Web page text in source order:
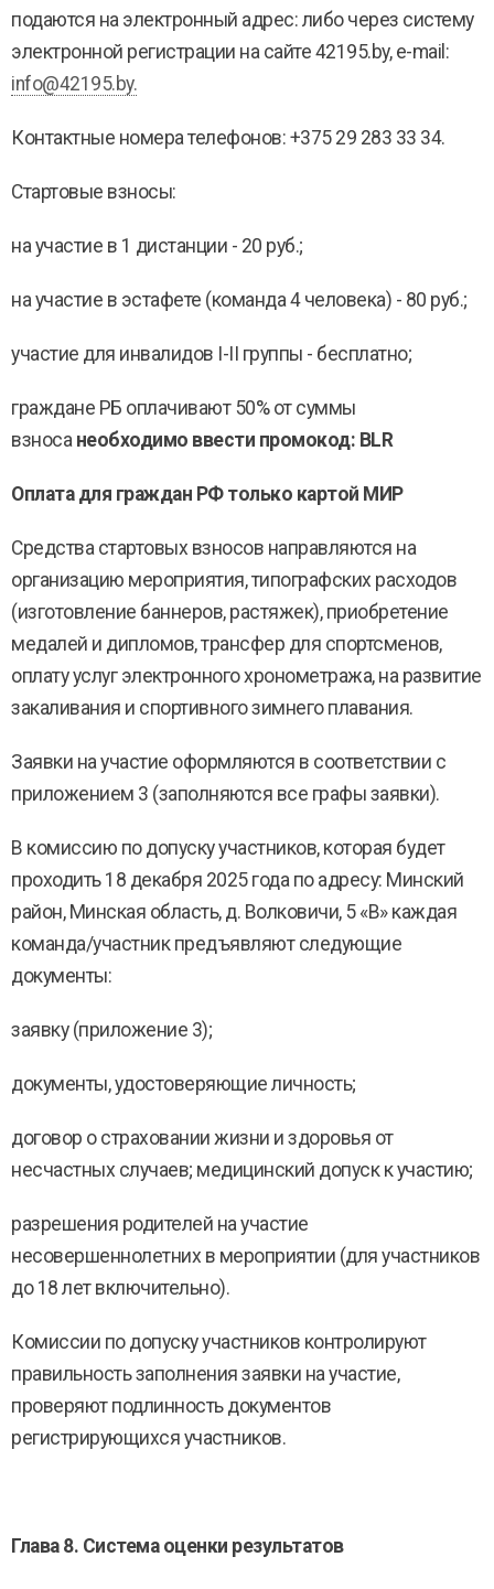
подаются на электронный адрес: либо через систему
электронной регистрации на сайте 42195.by, e-mail:
info@42195.by.
Контактные номера телефонов: +375 29 283 33 34.
Стартовые взносы:
на участие в 1 дистанции - 20 руб.;
на участие в эстафете (команда 4 человека) - 80 руб.;
участие для инвалидов I-II группы - бесплатно;
граждане РБ оплачивают 50% от суммы
взноса необходимо ввести промокод: BLR
Оплата для граждан РФ только картой МИР
Средства стартовых взносов направляются на
организацию мероприятия, типографских расходов
(изготовление баннеров, растяжек), приобретение
медалей и дипломов, трансфер для спортсменов,
оплату услуг электронного хронометража, на развитие
закаливания и спортивного зимнего плавания.
Заявки на участие оформляются в соответствии с
приложением 3 (заполняются все графы заявки).
В комиссию по допуску участников, которая будет
проходить 18 декабря 2025 года по адресу: Минский
район, Минская область, д. Волковичи, 5 «В» каждая
команда/участник предъявляют следующие
документы:
заявку (приложение 3);
документы, удостоверяющие личность;
договор о страховании жизни и здоровья от
несчастных случаев; медицинский допуск к участию;
разрешения родителей на участие
несовершеннолетних в мероприятии (для участников
до 18 лет включительно).
Комиссии по допуску участников контролируют
правильность заполнения заявки на участие,
проверяют подлинность документов
регистрирующихся участников.
Глава 8. Система оценки результатов